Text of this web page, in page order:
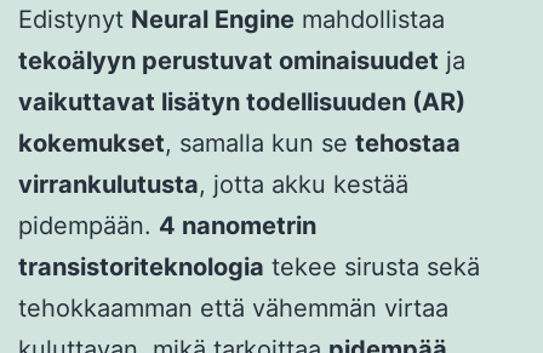
Edistynyt Neural Engine mahdollistaa
tekoälyyn perustuvat ominaisuudet ja
vaikuttavat lisätyn todellisuuden (AR)
kokemukset, samalla kun se tehostaa
virrankulutusta, jotta akku kestää
pidempään. 4 nanometrin
transistoriteknologia tekee sirusta sekä
tehokkaamman että vähemmän virtaa